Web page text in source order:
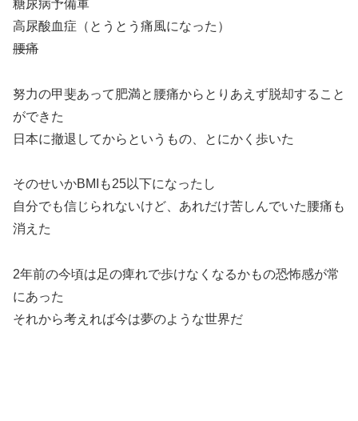
糖尿病予備軍
高尿酸血症（とうとう痛風になった）
腰痛
努力の甲斐あって肥満と腰痛からとりあえず脱却すること
ができた
日本に撤退してからというもの、とにかく歩いた
そのせいかBMIも25以下になったし
自分でも信じられないけど、あれだけ苦しんでいた腰痛も
消えた
2年前の今頃は足の痺れで歩けなくなるかもの恐怖感が常
にあった
それから考えれば今は夢のような世界だ